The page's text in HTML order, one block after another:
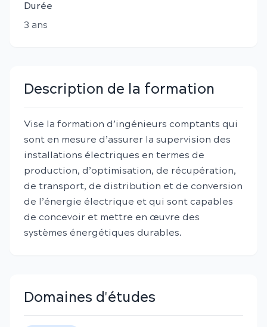
Durée
3 ans
Description de la formation
Vise la formation d’ingénieurs comptants qui
sont en mesure d’assurer la supervision des
installations électriques en termes de
production, d’optimisation, de récupération,
de transport, de distribution et de conversion
de l’énergie électrique et qui sont capables
de concevoir et mettre en œuvre des
systèmes énergétiques durables.
Domaines d'études